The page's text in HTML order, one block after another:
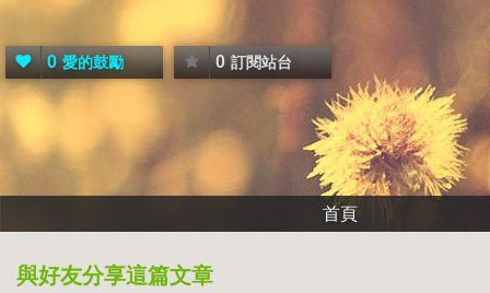
0 愛的鼓勵 0 訂閱站台
首頁
與好友分享這篇文章